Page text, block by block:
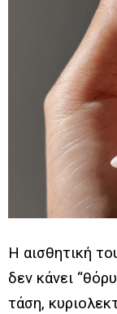
Η αισθητική
δεν κάνει
τάση,